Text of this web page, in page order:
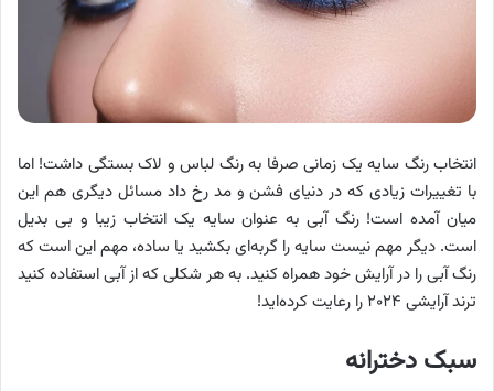
انتخاب رنگ سایه یک زمانی صرفا به رنگ لباس و لاک بستگی داشت! اما
با تغییرات زیادی که در دنیای فشن و مد رخ داد مسائل دیگری هم این
میان آمده است! رنگ آبی به عنوان سایه یک انتخاب زیبا و بی بدیل
است. دیگر مهم نیست سایه را گربه‌ای بکشید یا ساده، مهم این است که
رنگ آبی را در آرایش خود همراه کنید. به هر شکلی که از آبی استفاده کنید
ترند آرایشی ۲۰۲۴ را رعایت کرده‌اید!
سبک دخترانه